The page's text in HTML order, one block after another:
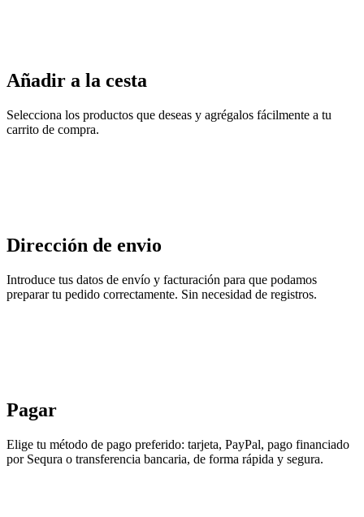
Añadir a la cesta
Selecciona los productos que deseas y agrégalos fácilmente a tu
carrito de compra.
Dirección de envio
Introduce tus datos de envío y facturación para que podamos
preparar tu pedido correctamente. Sin necesidad de registros.
Pagar
Elige tu método de pago preferido: tarjeta, PayPal, pago financiado
por Sequra o transferencia bancaria, de forma rápida y segura.